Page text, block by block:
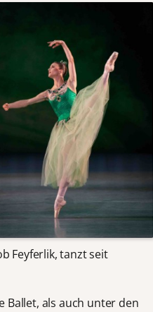
Feyferlik, tanzt seit
Ballet, als auch unter den